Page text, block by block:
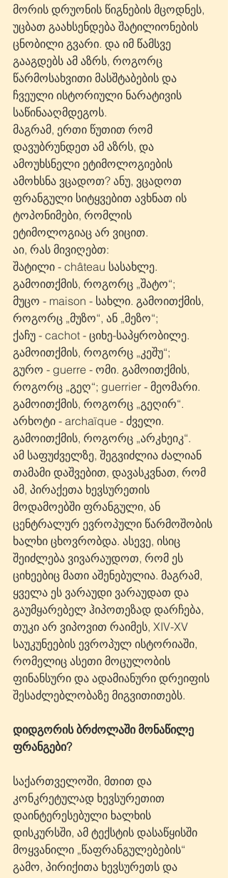
მორის დრუონის წიგნების მცოდნეს,
უცბათ გაახსენდება შატილიონების
ცნობილი გვარი. და იმ წამსვე
გააგდებს ამ აზრს, როგორც
წარმოსახვითი მასშტაბების და
ჩვეული ისტორიული ნარატივის
საწინააღმდეგოს.
მაგრამ, ერთი წუთით რომ
დავუბრუნდეთ ამ აზრს, და
ამოუხსნელი ეტიმოლოგიების
ამოხსნა ვცადოთ? ანუ, ვცადოთ
ფრანგული სიტყვებით ავხნათ ის
ტოპონიმები, რომლის
ეტიმოლოგიაც არ ვიცით.
აი, რას მივიღებთ:
შატილი - château სასახლე.
გამოითქმის, როგორც „შატო“;
მუცო - maison - სახლი. გამოითქმის,
როგორც „მუზო“, ან „მეზო“;
ქაჩუ - cachot - ციხე-საპყრობილე.
გამოითქმის, როგორც „კეშუ“;
გურო - guerre - ომი. გამოითქმის,
როგორც „გეღ“; guerrier - მეომარი.
გამოითქმის, როგორც „გეღირ“.
არხოტი - archaïque - ძველი.
გამოითქმის, როგორც „არკხეიკ“.
ამ საფუძველზე, შეგვიძლია ძალიან
თამამი დაშვებით, დავასკვნათ, რომ
ამ, პირაქეთა ხევსურეთის
მოდამოებში ფრანგული, ან
ცენტრალურ ევროპული წარმოშობის
ხალხი ცხოვრობდა. ასევე, ისიც
შეიძლება ვივარაუდოთ, რომ ეს
ციხეებიც მათი აშენებულია. მაგრამ,
ყველა ეს ვარაუდი ვარაუდათ და
გაუმყარებელ ჰიპოთეზად დარჩება,
თუკი არ ვიპოვით რაიმეს, XIV-XV
საუკუნეების ევროპულ ისტორიაში,
რომელიც ასეთი მოცულობის
ფინანსური და ადამიანური დრეიფის
შესაძლებლობაზე მიგვითითებს.
დიდგორის ბრძოლაში მონაწილე
ფრანგები?
საქართველოში, მთით და
კონკრეტულად ხევსურეთით
დაინტერესებული ხალხის
დისკურსში, ამ ტექსტის დასაწყისში
მოყვანილი „წაფრანგულებების“
გამო, პირიქითა ხევსურეთს და